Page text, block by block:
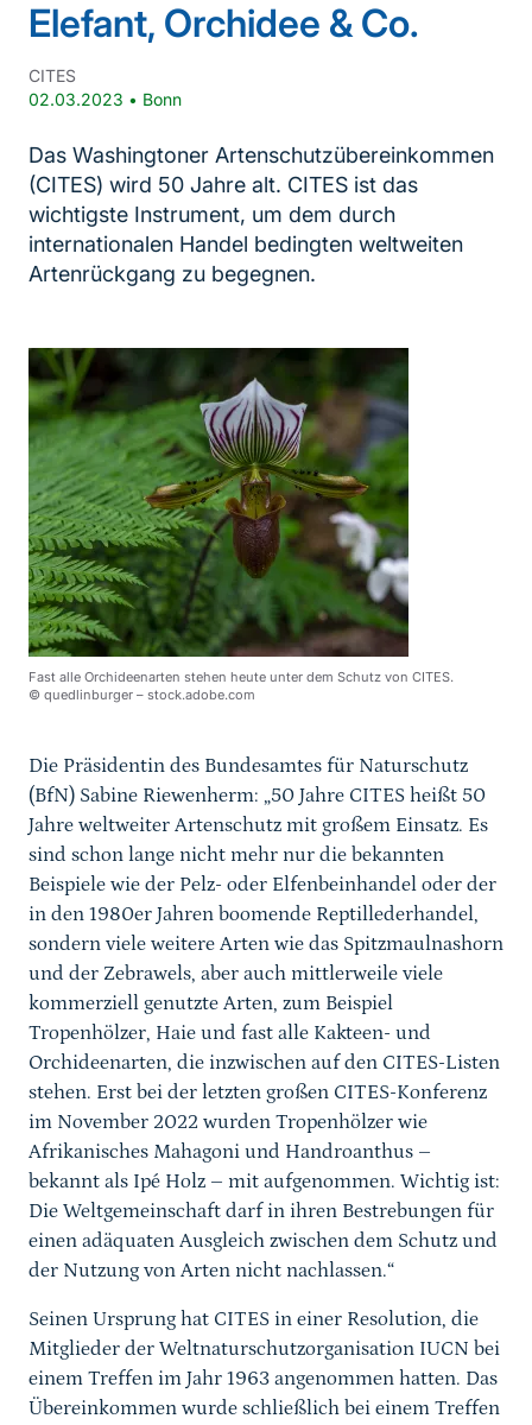
Elefant, Orchidee & Co.
CITES
02.03.2023 • Bonn
Das Washingtoner Artenschutzübereinkommen
(CITES) wird 50 Jahre alt. CITES ist das
wichtigste Instrument, um dem durch
internationalen Handel bedingten weltweiten
Artenrückgang zu begegnen.
Fast alle Orchideenarten stehen heute unter dem Schutz von CITES.
© quedlinburger – stock.adobe.com
Die Präsidentin des Bundesamtes für Naturschutz
(BfN) Sabine Riewenherm: „50 Jahre CITES heißt 50
Jahre weltweiter Artenschutz mit großem Einsatz. Es
sind schon lange nicht mehr nur die bekannten
Beispiele wie der Pelz- oder Elfenbeinhandel oder der
in den 1980er Jahren boomende Reptillederhandel,
sondern viele weitere Arten wie das Spitzmaulnashorn
und der Zebrawels, aber auch mittlerweile viele
kommerziell genutzte Arten, zum Beispiel
Tropenhölzer, Haie und fast alle Kakteen- und
Orchideenarten, die inzwischen auf den CITES-Listen
stehen. Erst bei der letzten großen CITES-Konferenz
im November 2022 wurden Tropenhölzer wie
Afrikanisches Mahagoni und Handroanthus –
bekannt als Ipé Holz – mit aufgenommen. Wichtig ist:
Die Weltgemeinschaft darf in ihren Bestrebungen für
einen adäquaten Ausgleich zwischen dem Schutz und
der Nutzung von Arten nicht nachlassen.“
Seinen Ursprung hat CITES in einer Resolution, die
Mitglieder der Weltnaturschutzorganisation IUCN bei
einem Treffen im Jahr 1963 angenommen hatten. Das
Übereinkommen wurde schließlich bei einem Treffen